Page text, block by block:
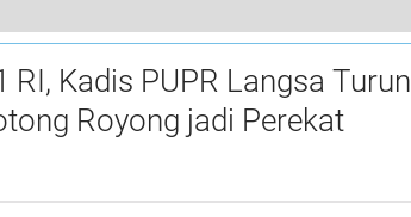
Hebat, IPM Kota Subulussalam Tahun 2022 Raih Peringkat 2, Peningkatan Tertinggi se-Aceh
RI, Kadis PUPR Langsa Turun
Royong jadi Perekat